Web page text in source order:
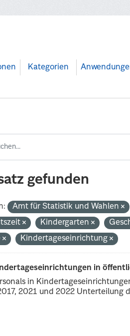
Kategorien
gefunden
Amt für Statistik und Wahlen
Kindergarten
Kindertageseinrichtung
in
in
2021 und 2022 Unterteilung